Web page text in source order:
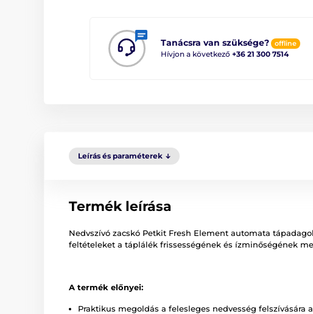
Tanácsra van szüksége? offline
Hívjon a következő +36 21 300 7514
Leírás és paraméterek
Termék leírása
Nedvszívó zacskó Petkit Fresh Element automata
feltételeket a táplálék frissességének és ízminőségének
A termék előnyei:
Praktikus megoldás a felesleges nedvesség felszívására